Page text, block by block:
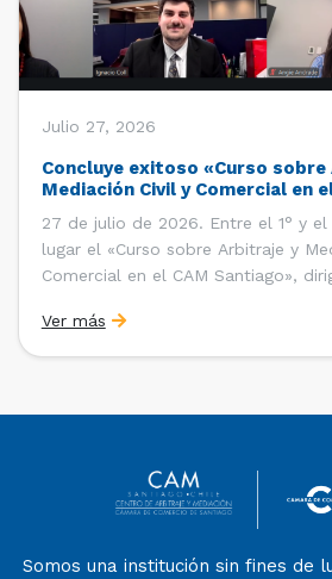
Julio 27, 2026
Concluye exitoso «Curso
Mediación Civil y Comercial en
27 de julio de 2026. Entre el 1° y
lugar el «Curso sobre Arbitraje y
Comercial en el CAM Santiago»,
entre 2023 y 2025 ganaron el «Pre-
Santiago», […]
Ver más
Somos una institución sin fines de